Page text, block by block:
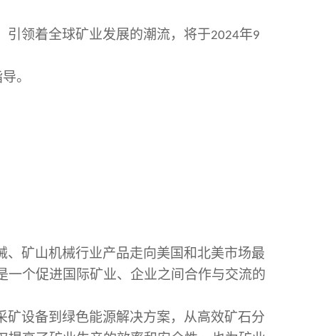
领着全球矿业发展的潮流，将于2024年9
。
矿山机械行业产品走向美国和北美市场最
个促进国际矿业、企业之间合作与交流的
设备到绿色能源解决方案，从高效矿石分